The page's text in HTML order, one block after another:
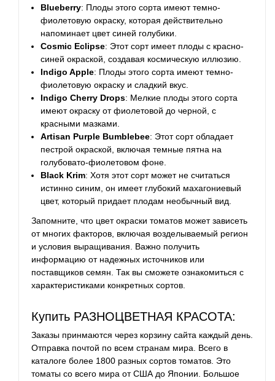
Blueberry: Плоды этого сорта имеют темно-
фиолетовую окраску, которая действительно
напоминает цвет синей голубики.
Cosmic Eclipse: Этот сорт имеет плоды с красно-
синей окраской, создавая космическую иллюзию.
Indigo Apple: Плоды этого сорта имеют темно-
фиолетовую окраску и сладкий вкус.
Indigo Cherry Drops: Мелкие плоды этого сорта
имеют окраску от фиолетовой до черной, с
красными мазками.
Artisan Purple Bumblebee: Этот сорт обладает
пестрой окраской, включая темные пятна на
голубовато-фиолетовом фоне.
Black Krim: Хотя этот сорт может не считаться
истинно синим, он имеет глубокий махагониевый
цвет, который придает плодам необычный вид.
Запомните, что цвет окраски томатов может зависеть
от многих факторов, включая возделываемый регион
и условия выращивания. Важно получить
информацию от надежных источников или
поставщиков семян. Так вы сможете ознакомиться с
характеристиками конкретных сортов.
Купить РАЗНОЦВЕТНАЯ КРАСОТА:
Заказы принмаются через корзину сайта каждый день.
Отправка почтой по всем странам мира. Всего в
каталоге более 1800 разных сортов томатов. Это
томаты со всего мира от США до Японии. Большое